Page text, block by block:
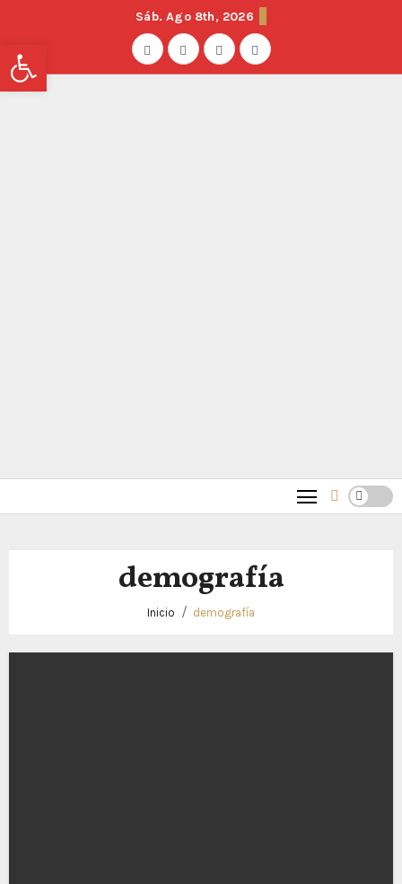
Sáb. Ago 8th, 2026
demografía
Inicio demografía
Abrir barra de herramientas